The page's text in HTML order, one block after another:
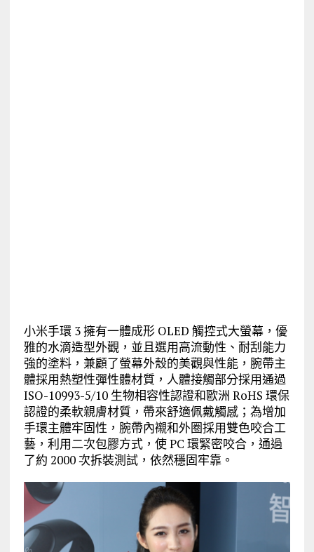
小米手環 3 擁有一體成形 OLED 觸控式大螢幕，優
雅的水滴造型外觀，並且選用高流動性、耐刮能力
強的塗料，兼顧了螢幕外殼的美觀與性能，腕帶主
體採用熱塑性彈性體材質，人體接觸部分採用通過
ISO-10993-5/10 生物相容性認證和歐洲 RoHS 環保
認證的柔軟親膚材質，帶來舒適佩戴觸感；為增加
手環主體牢固性，腕帶內襯和外圈採用雙色咬合工
藝，利用二次包膠方式，使 PC 環緊密咬合，通過
了約 2000 次拆裝測試，依然穩固牢靠。